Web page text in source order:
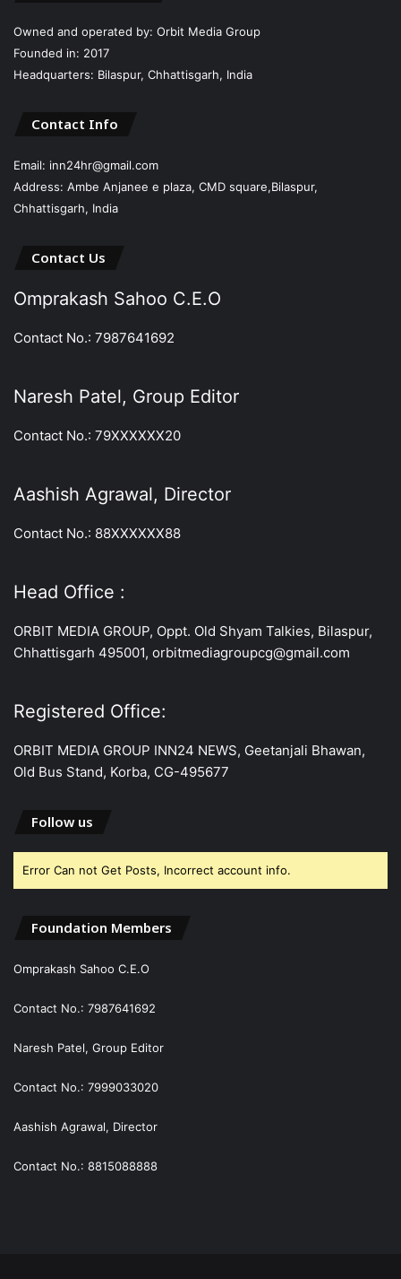
Owned and operated by: Orbit Media Group
Founded in: 2017
Headquarters: Bilaspur, Chhattisgarh, India
Contact Info
Email: inn24hr@gmail.com
Address: Ambe Anjanee e plaza, CMD square,Bilaspur,
Chhattisgarh, India
Contact Us
Omprakash Sahoo C.E.O
Contact No.: 7987641692
Naresh Patel, Group Editor
Contact No.: 79XXXXXX20
Aashish Agrawal, Director
Contact No.: 88XXXXXX88
Head Office :
ORBIT MEDIA GROUP, Oppt. Old Shyam Talkies, Bilaspur,
Chhattisgarh 495001, orbitmediagroupcg@gmail.com
Registered Office:
ORBIT MEDIA GROUP INN24 NEWS, Geetanjali Bhawan,
Old Bus Stand, Korba, CG-495677
Follow us
Error Can not Get Posts, Incorrect account info.
Foundation Members
Omprakash Sahoo C.E.O
Contact No.: 7987641692
Naresh Patel, Group Editor
Contact No.: 7999033020
Aashish Agrawal, Director
Contact No.: 8815088888